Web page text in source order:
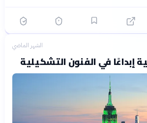
الشهر الماضي